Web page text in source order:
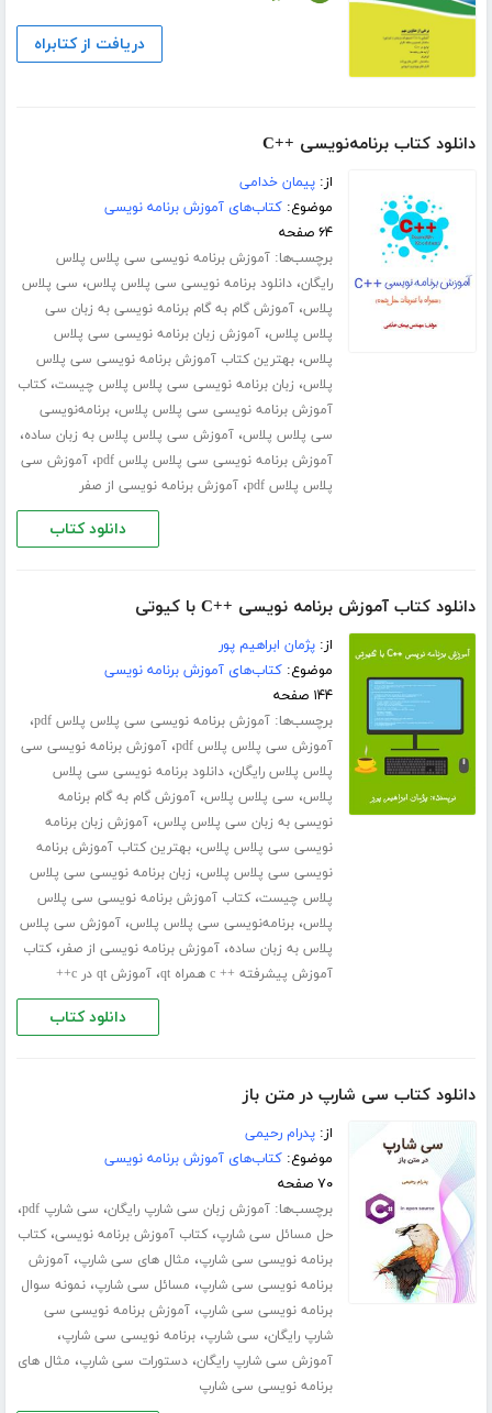
دریافت از کتابراه
دانلود کتاب برنامه‌نویسی ++C
از:پیمان خدامی
موضوع:کتاب‌های آموزش برنامه نویسی
۶۴ صفحه
برچسب‌ها:آموزش برنامه نویسی سی پلاس پلاس
رایگان،دانلود برنامه نویسی سی پلاس پلاس، سی پلاس
پلاس،آموزش گام به گام برنامه نویسی به زبان سی
پلاس پلاس،آموزش زبان برنامه نویسی سی پلاس
پلاس،بهترین کتاب آموزش برنامه نویسی سی پلاس
پلاس، زبان برنامه نویسی سی پلاس پلاس چیست،کتاب
آموزش برنامه نویسی سی پلاس پلاس،برنامه‌نویسی
سی پلاس پلاس،آموزش سی پلاس پلاس به زبان ساده،
آموزش برنامه نویسی سی پلاس پلاس pdf ،آموزش سی
پلاس پلاس pdf
،آموزش برنامه نویسی از صفر
دانلود کتاب
دانلود کتاب آموزش برنامه نویسی ++C با کیوتی
از:پژمان ابراهیم پور
موضوع:کتاب‌های آموزش برنامه نویسی
۱۴۴ صفحه
برچسب‌ها:آموزش برنامه نویسی سی پلاس پلاس pdf ،
آموزش سی پلاس پلاس pdf ،آموزش برنامه نویسی سی
پلاس پلاس رایگان،دانلود برنامه نویسی سی پلاس
پلاس، سی پلاس پلاس،آموزش گام به گام برنامه
نویسی به زبان سی پلاس پلاس،آموزش زبان برنامه
نویسی سی پلاس پلاس،بهترین کتاب آموزش برنامه
نویسی سی پلاس پلاس، زبان برنامه نویسی سی پلاس
پلاس چیست،کتاب آموزش برنامه نویسی سی پلاس
پلاس،برنامه‌نویسی سی پلاس پلاس،آموزش سی پلاس
پلاس به زبان ساده،آموزش برنامه نویسی از صفر،کتاب
آموزش پیشرفته ++ c همراه qt
،آموزش qt در c++
دانلود کتاب
دانلود کتاب سی شارپ در متن باز
از:پدرام رحیمی
موضوع:کتاب‌های آموزش برنامه نویسی
۷۰ صفحه
برچسب‌ها:آموزش زبان سی شارپ رایگان، سی شارپ pdf ،
حل مسائل سی شارپ،کتاب آموزش برنامه نویسی،کتاب
برنامه نویسی سی شارپ، مثال های سی شارپ،آموزش
برنامه نویسی سی شارپ، مسائل سی شارپ،نمونه سوال
برنامه نویسی سی شارپ،آموزش برنامه نویسی سی
شارپ رایگان، سی شارپ،برنامه نویسی سی شارپ،
آموزش سی شارپ رایگان،دستورات سی شارپ، مثال های
برنامه نویسی سی شارپ